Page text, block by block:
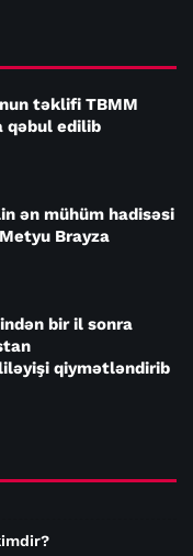
təklifi TBMM
qəbul edilib
ən mühüm hadisəsi
Brayza
bir il sonra
qiymətləndirib